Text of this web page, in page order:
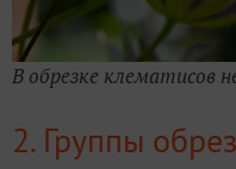
В обрезке клематисов
2. Группы